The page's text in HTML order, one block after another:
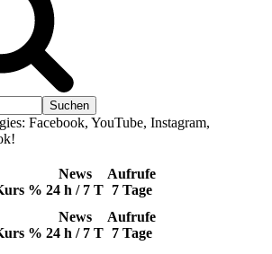
Facebook, YouTube, Instagram,
%
News
24 h / 7 T
Aufrufe
7 Tage
%
News
24 h / 7 T
Aufrufe
7 Tage